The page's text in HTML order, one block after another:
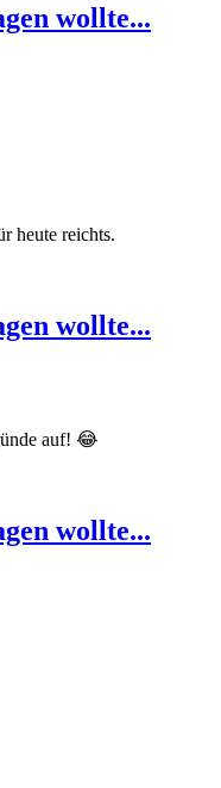
wollte...
heute reichts.
wollte...
auf! 😂
wollte...